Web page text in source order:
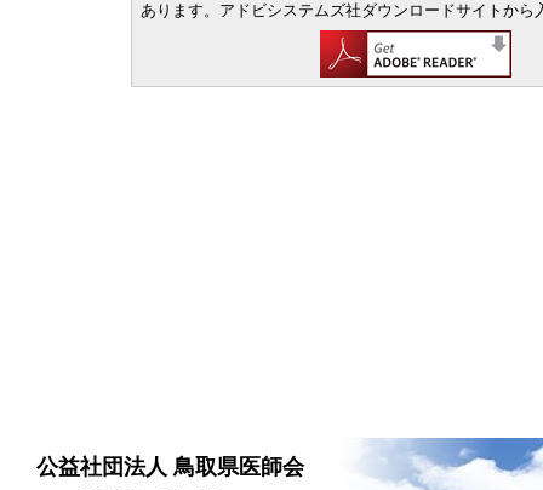
あります。アドビシステムズ社ダウンロードサイトから
公益社団法人 鳥取県医師会